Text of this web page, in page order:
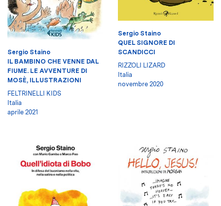
Sergio Staino
IL BAMBINO CHE VENNE DAL
FIUME. LE AVVENTURE DI
MOSÈ, ILLUSTRAZIONI
FELTRINELLI KIDS
Italia
aprile 2021
Sergio Staino
QUEL SIGNORE DI
SCANDICCI
RIZZOLI LIZARD
Italia
novembre 2020